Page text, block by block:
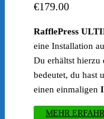
€179.00
RafflePress
eine Installation
Du erhältst hierzu
bedeutet, du hast
einen einmaligen
MEHR